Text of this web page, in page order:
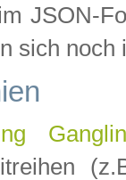
JSON-
sich noch